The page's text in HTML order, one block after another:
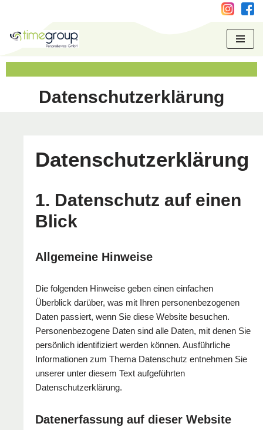
Zum
springen
Datenschutzerklärung
Datenschutz­erklärung
1. Datenschutz auf einen
Blick
Allgemeine Hinweise
Die folgenden Hinweise geben einen einfachen
Überblick darüber, was mit Ihren personenbezogenen
Daten passiert, wenn Sie diese Website besuchen.
Personenbezogene Daten sind alle Daten, mit denen Sie
persönlich identifiziert werden können. Ausführliche
Informationen zum Thema Datenschutz entnehmen Sie
unserer unter diesem Text aufgeführten
Datenschutzerklärung.
Datenerfassung auf dieser Website